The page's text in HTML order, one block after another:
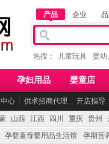
产品 企业
热搜： 儿童玩具 婴幼
孕妇用品 婴童店
心 ┆ 供求招商代理 ┆ 开店指导
山西 江西 四川 重庆 贵州
孕婴童母婴用品生活馆 孕期营